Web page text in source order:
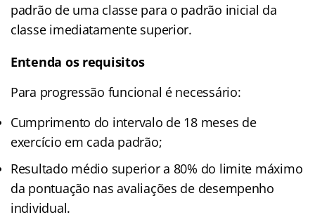
padrão de uma classe para o padrão inicial da
classe imediatamente superior.
Entenda os requisitos
Para progressão funcional é necessário:
Cumprimento do intervalo de 18 meses de
exercício em cada padrão;
Resultado médio superior a 80% do limite máximo
da pontuação nas avaliações de desempenho
individual.